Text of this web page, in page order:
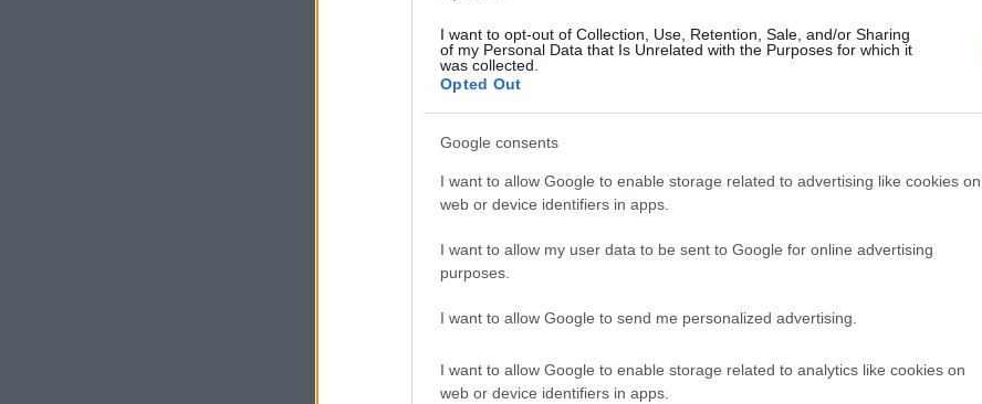
I want to opt-out of Collection, Use, Retention, Sale, and/or Sharing
of my Personal Data that Is Unrelated with the Purposes for which it
was collected.
Opted Out
Google consents
I want to allow Google to enable storage related to advertising like cookies on
web or device identifiers in apps.
I want to allow my user data to be sent to Google for online advertising
purposes.
I want to allow Google to send me personalized advertising.
I want to allow Google to enable storage related to analytics like cookies on
web or device identifiers in apps.